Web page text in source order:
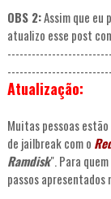
OBS 2:Assim que eu
atualizo esse post
Atualização:
Muitas pessoas
de jailbreak com o
Ramdisk". Para
passos